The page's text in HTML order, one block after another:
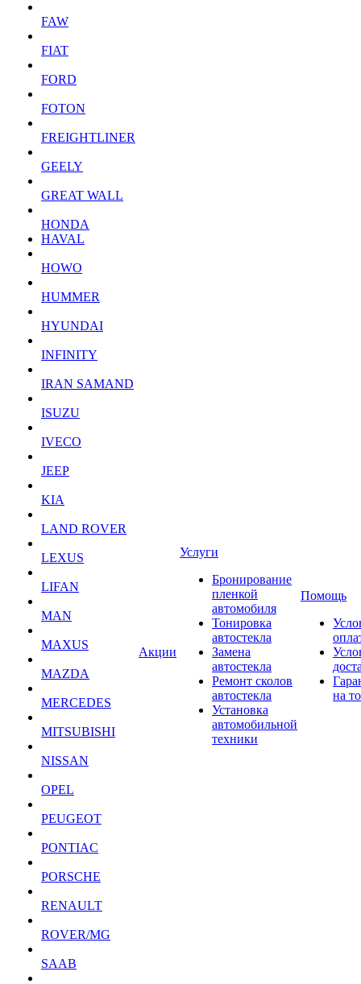
FAW
FIAT
FORD
FOTON
FREIGHTLINER
GEELY
GREAT WALL
HONDA
HAVAL
HOWO
HUMMER
HYUNDAI
INFINITY
IRAN SAMAND
ISUZU
IVECO
JEEP
KIA
LAND ROVER
LEXUS
LIFAN
MAN
MAXUS
MAZDA
MERCEDES
MITSUBISHI
NISSAN
OPEL
PEUGEOT
PONTIAC
PORSCHE
RENAULT
ROVER/MG
SAAB
Акции
Услуги
Бронирование
пленкой
автомобиля
Тонировка
автостекла
Замена
автостекла
Ремонт сколов
автостекла
Установка
автомобильной
техники
Помощь
на